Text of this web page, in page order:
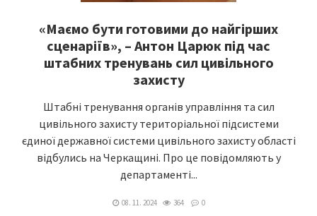
«Маємо бути готовими до найгірших
сценаріїв», – Антон Царюк під час
штабних тренувань сил цивільного
захисту
Штабні тренування органів управління та сил
цивільного захисту територіальної підсистеми
єдиної державної системи цивільного захисту області
відбулись на Черкащині. Про це повідомляють у
департаменті...
08. 11. 2024 364 0